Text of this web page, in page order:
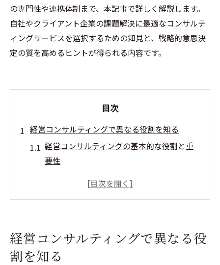
の専門性や連携体制まで、本記事で詳しく解説します。
自社やクライアント企業の課題解決に最適なコンサルテ
ィングサービスを選択するための知見と、戦略的意思決
定の質を高めるヒントが得られる内容です。
目次
経営コンサルティングで異なる役割を知る
経営コンサルティングの基本的な役割と重
要性
企業成長に寄与する経営コンサルティング
現場支援に強い経営コンサルティングの特
徴とは
経営コンサルティングで異なる役
割を知る